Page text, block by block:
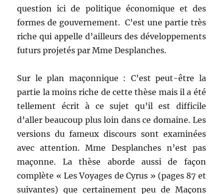
question ici de politique économique et des
formes de gouvernement. C’est une partie très
riche qui appelle d’ailleurs des développements
futurs projetés par Mme Desplanches.
Sur le plan maçonnique : C’est peut-être la
partie la moins riche de cette thèse mais il a été
tellement écrit à ce sujet qu’il est difficile
d’aller beaucoup plus loin dans ce domaine. Les
versions du fameux discours sont examinées
avec attention. Mme Desplanches n’est pas
maçonne. La thèse aborde aussi de façon
complète « Les Voyages de Cyrus » (pages 87 et
suivantes) que certainement peu de Maçons